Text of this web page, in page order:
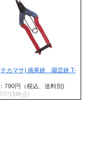
カマサ) 摘果鋏 園芸鋏 T-
790円（税込、送料別)
7/15時点)